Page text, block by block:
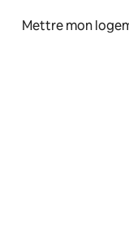
Mettre mon